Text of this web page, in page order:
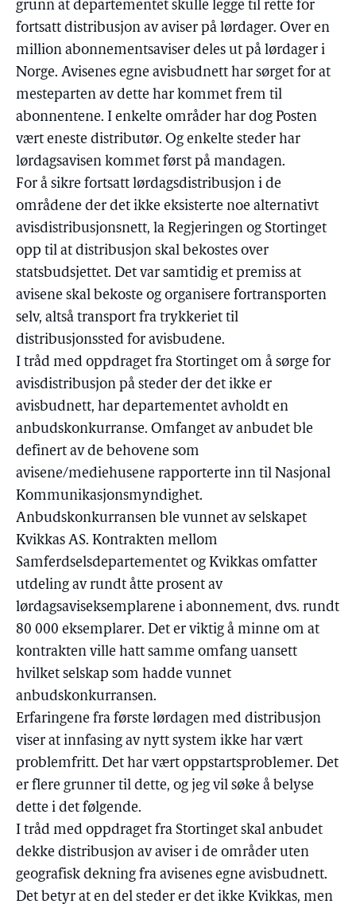
grunn at departementet skulle legge til rette for
fortsatt distribusjon av aviser på lørdager. Over en
million abonnementsaviser deles ut på lørdager i
Norge. Avisenes egne avisbudnett har sørget for at
mesteparten av dette har kommet frem til
abonnentene. I enkelte områder har dog Posten
vært eneste distributør. Og enkelte steder har
lørdagsavisen kommet først på mandagen.
For å sikre fortsatt lørdagsdistribusjon i de
områdene der det ikke eksisterte noe alternativt
avisdistribusjonsnett, la Regjeringen og Stortinget
opp til at distribusjon skal bekostes over
statsbudsjettet. Det var samtidig et premiss at
avisene skal bekoste og organisere fortransporten
selv, altså transport fra trykkeriet til
distribusjonssted for avisbudene.
I tråd med oppdraget fra Stortinget om å sørge for
avisdistribusjon på steder der det ikke er
avisbudnett, har departementet avholdt en
anbudskonkurranse. Omfanget av anbudet ble
definert av de behovene som
avisene/mediehusene rapporterte inn til Nasjonal
Kommunikasjonsmyndighet.
Anbudskonkurransen ble vunnet av selskapet
Kvikkas AS. Kontrakten mellom
Samferdselsdepartementet og Kvikkas omfatter
utdeling av rundt åtte prosent av
lørdagsaviseksemplarene i abonnement, dvs. rundt
80 000 eksemplarer. Det er viktig å minne om at
kontrakten ville hatt samme omfang uansett
hvilket selskap som hadde vunnet
anbudskonkurransen.
Erfaringene fra første lørdagen med distribusjon
viser at innfasing av nytt system ikke har vært
problemfritt. Det har vært oppstartsproblemer. Det
er flere grunner til dette, og jeg vil søke å belyse
dette i det følgende.
I tråd med oppdraget fra Stortinget skal anbudet
dekke distribusjon av aviser i de områder uten
geografisk dekning fra avisenes egne avisbudnett.
Det betyr at en del steder er det ikke Kvikkas, men